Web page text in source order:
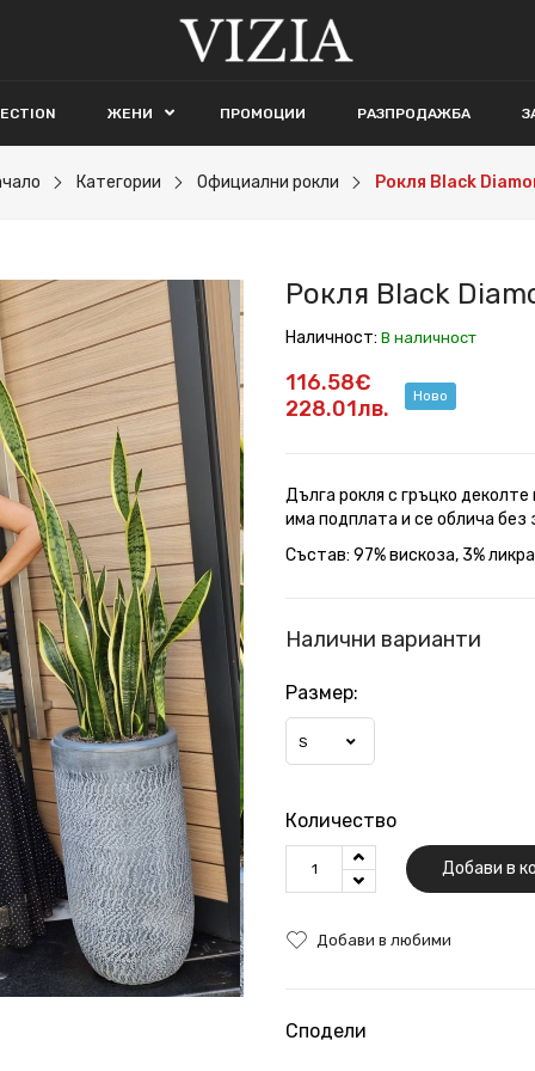
ЖЕНИ ПРОМОЦИИ РАЗПРОДАЖБА
Категории Официални рокли Рокля Black
Рокля Black
Наличност: В наличност
116.58€
228.01лв.
Ново
Дълга рокля с гръцко
има подплата и се облича без
Състав: 97% вискоза, 3%
Налични варианти
Размер:
S
Количество
Добави в
Добави в любими
Сподели